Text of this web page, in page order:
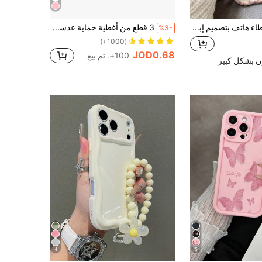
1 قطعة غطاء هاتف بتصميم إبداعي ثنائي الأبعاد بنمط زهري وردي كامل الشاشة مع حماية حافة بشكل موجي متوافق مع أجهزة Apple 7/8/X/XR/XSMAX/11/12/13/14/15/16/17Promax متوافق مع أجهزة A14/A15/A16/A17/A04/A05/A06/A07/A54/A55/A56/A57/A34/A35A/36/A37/S26/S26Plus/S26Ultra متوافق مع أجهزة Transsion SMART7/8/9/10
بشكل كبير
%3- 3 قطع من أغطية حماية عدسة الكاميرا، مناسبة لهواتف آيفون 17 برو ماكس، 17 إير، 17 برو، 16 برو ماكس، 16، 15، 15 بلس، 14، 13، 12، 11 ميني بلس برو ماكس، طبقة معدنية لامعة أحادية اللون، مقاومة للخدش بصلابة 9H، إكسسوار عصري، حافظة واقية مفكرة (لون وردي لامع)
(1000+)
JOD0.68 100+. تم بيع
5
4